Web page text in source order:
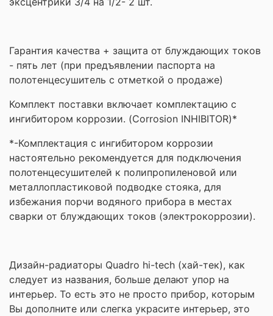
Гарантия качества + защита от блуждающих токов
- пять лет (при предъявлении паспорта на
полотенцесушитель с отметкой о продаже)
Комплект поставки включает комплектацию с
ингибитором коррозии. (Corrosion INHIBITOR)*
*-Комплектация с ингибитором коррозии
настоятельно рекомендуется для подключения
полотенцесушителей к полипропиленовой или
металлопластиковой подводке стояка, для
избежания порчи водяного прибора в местах
сварки от блуждающих токов (электрокоррозии).
Дизайн-радиаторы Quadro hi-tech (хай-тек), как
следует из названия, больше делают упор на
интерьер. То есть это не просто прибор, которым
Вы дополните или слегка украсите интерьер, это